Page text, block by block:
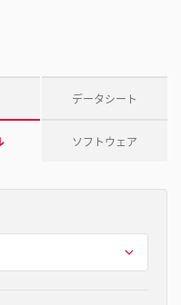
データシート
ソフトウェア